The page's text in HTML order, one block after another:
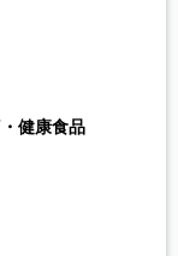
健康食品